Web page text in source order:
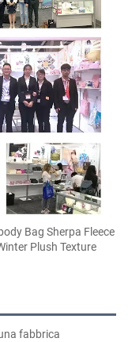
fabbrica